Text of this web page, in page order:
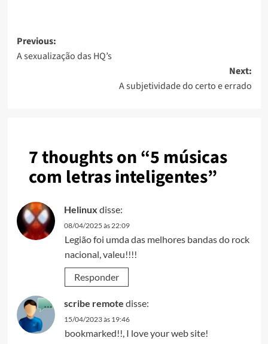
Previous:
A sexualização das HQ’s
Next:
A subjetividade do certo e errado
7 thoughts on “5 músicas
com letras inteligentes”
Helinux disse:
08/04/2025 às 22:09
Legião foi umda das melhores bandas do rock
nacional, valeu!!!!
Responder
scribe remote disse:
15/04/2023 às 19:46
bookmarked!!, I love your web site!